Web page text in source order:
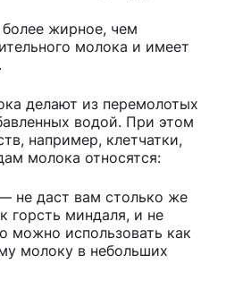
жирное, чем
молока и имеет
делают из перемолотых
водой. При этом
например, клетчатки,
молока относятся:
не даст вам столько же
горсть миндаля, и не
можно использовать как
молоку в небольших